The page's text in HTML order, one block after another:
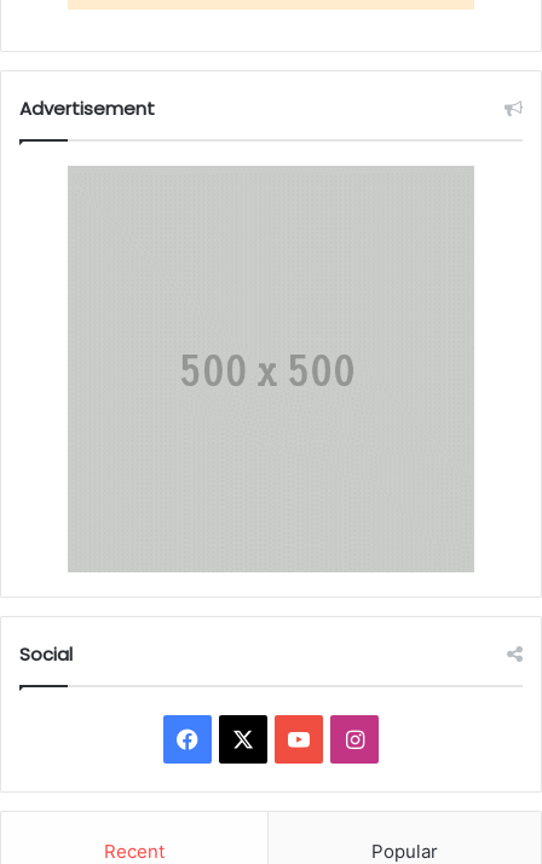
Advertisement
Social
Facebook YouTubeInstagram
Recent Popular